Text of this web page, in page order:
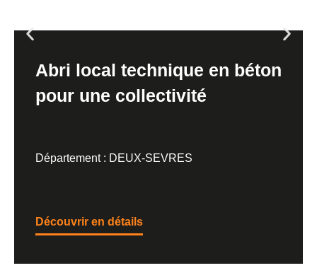
Abri local technique en béton
pour une collectivité
Département : DEUX-SEVRES
Découvrir en détails